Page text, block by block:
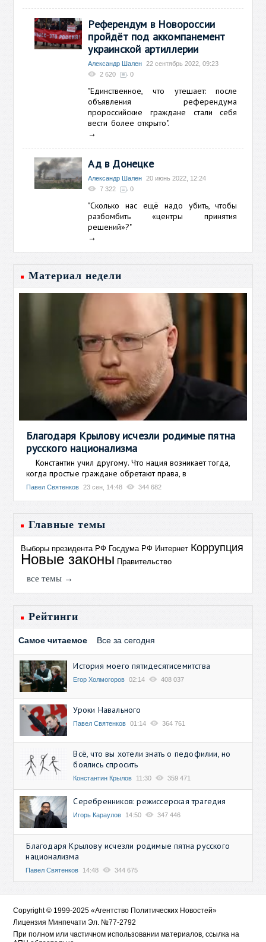
Референдум в Новороссии
пройдёт под аккомпанемент
украинской артиллерии
Александр Шален
22 сентябрь 2022, 09:23
2 620
0
"Единственное, что утешает: после
объявления референдума
пророссийские граждане стали себя
вести более открыто".
→
Ад в Донецке
Александр Шален
20 июнь 2022, 12:24
7 322
0
"Сколько нас ещё надо убить, чтобы
разбомбить «центры принятия
решений»?"
→
Материал недели
Благодаря Крылову исчезли родимые пятна
русского национализма
Константин учил другому. Что нация возникает тогда,
когда простые граждане обретают права, в
Павел Святенков 23 сен, 14:48 344 682
Главные темы
Выборы президента РФ Госдума РФ Интернет Коррупция
Новые законы Правительство
все темы →
Рейтинги
Самое читаемое Все за сегодня
История моего пятидесятисемитства
Егор Холмогоров 02:14 408 037
Уроки Навального
Павел Святенков 01:14 364 761
Всё, что вы хотели знать о педофилии, но
боялись спросить
Константин Крылов 11:30 359 471
Серебренников: режиссерская трагедия
Игорь Караулов 14:50 347 446
Благодаря Крылову исчезли родимые пятна русского
национализма
Павел Святенков 14:48 344 675
Copyright © 1999-2025 «Агентство Политических Новостей»
Лицензия Минпечати Эл. №77-2792
При полном или частичном использовании материалов, ссылка на